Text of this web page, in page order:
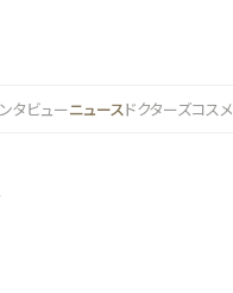
タビューニュースドクターズコスメ